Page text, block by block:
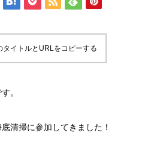
タイトルとURLをコピーする
。
清掃に参加してきました！